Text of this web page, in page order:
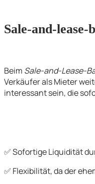
Sale-and-lease-
Beim Sale-and-Lease-
Verkäufer als Mieter
interessant sein, die
✅ Sofortige Liquidität
✅ Flexibilität, da der